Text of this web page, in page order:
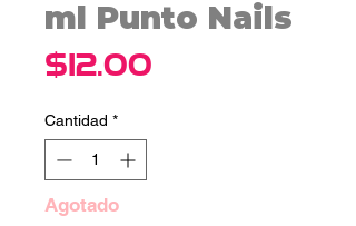
ml Punto Nails
$12.00
Cantidad *
Agotado